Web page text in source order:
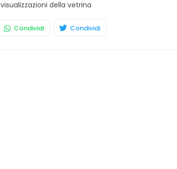
visualizzazioni della vetrina
Condividi Condividi